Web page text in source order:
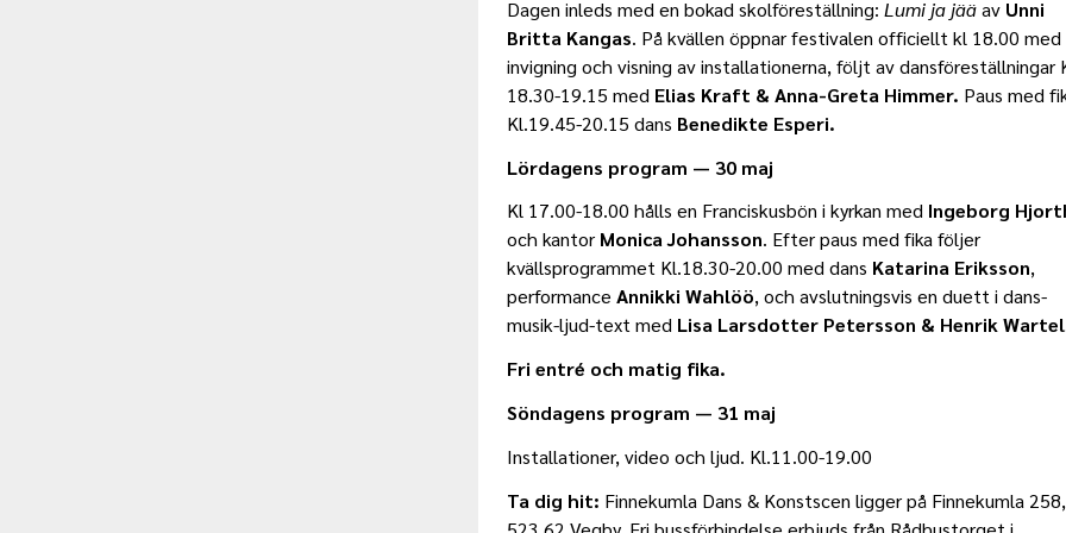
Dagen inleds med en bokad skolföreställning: Lumi ja jääav Unni
Britta Kangas. På kvällen öppnar festivalen officiellt kl 18.00 med
invigning och visning av installationerna, följt av dansföreställningar
18.30-19.15 med Elias Kraft & Anna-Greta Himmer. Paus med
Kl.19.45-20.15 dans Benedikte Esperi.
Lördagens program — 30 maj
Kl 17.00-18.00 hålls en Franciskusbön i kyrkan med Ingeborg
och kantor Monica Johansson. Efter paus med fika följer
kvällsprogrammet Kl.18.30-20.00 med dans Katarina Eriksson,
performance Annikki Wahlöö, och avslutningsvis en duett i dans-
musik-ljud-text med Lisa Larsdotter Petersson & Henrik Wartel
Fri entré och matig fika.
Söndagens program — 31 maj
Installationer, video och ljud. Kl.11.00-19.00
Ta dig hit: Finnekumla Dans & Konstscen ligger på Finnekumla 258,